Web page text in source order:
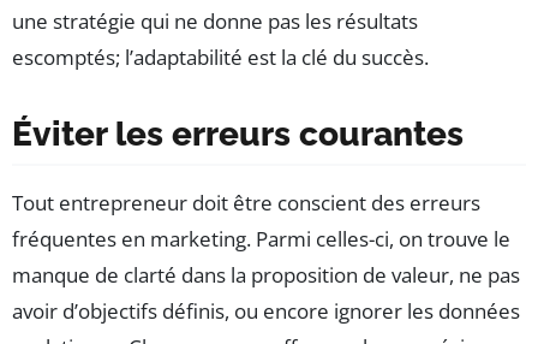
une stratégie qui ne donne pas les résultats
escomptés; l’adaptabilité est la clé du succès.
Éviter les erreurs courantes
Tout entrepreneur doit être conscient des erreurs
fréquentes en marketing. Parmi celles-ci, on trouve le
manque de clarté dans la proposition de valeur, ne pas
avoir d’objectifs définis, ou encore ignorer les données